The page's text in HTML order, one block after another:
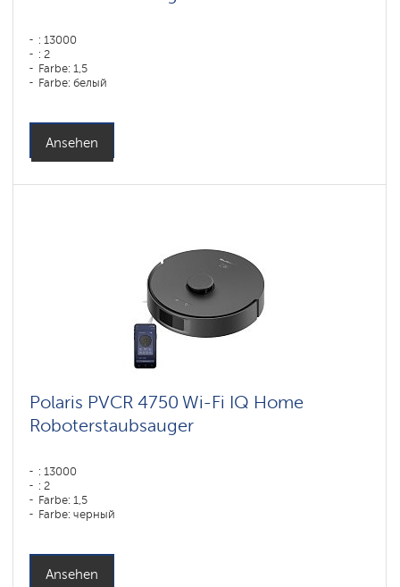
: 13000
: 2
Farbe: 1,5
Farbe: белый
Ansehen
Polaris PVCR 4750 Wi-Fi IQ Home
Roboterstaubsauger
: 13000
: 2
Farbe: 1,5
Farbe: черный
Ansehen